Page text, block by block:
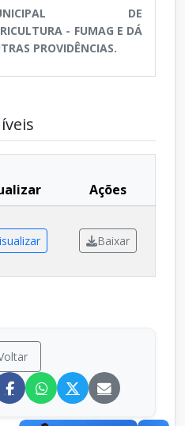
DE
- FUMAG E DÁ
PROVIDÊNCIAS.
Ações
Baixar